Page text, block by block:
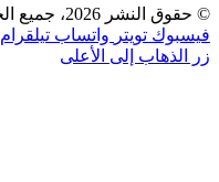
© حقوق النشر 2026، جميع الحقوق محفوظة لـ Zatsh
فيسبوك تويتر واتساب تيلقرام
زر الذهاب إلى الأعلى